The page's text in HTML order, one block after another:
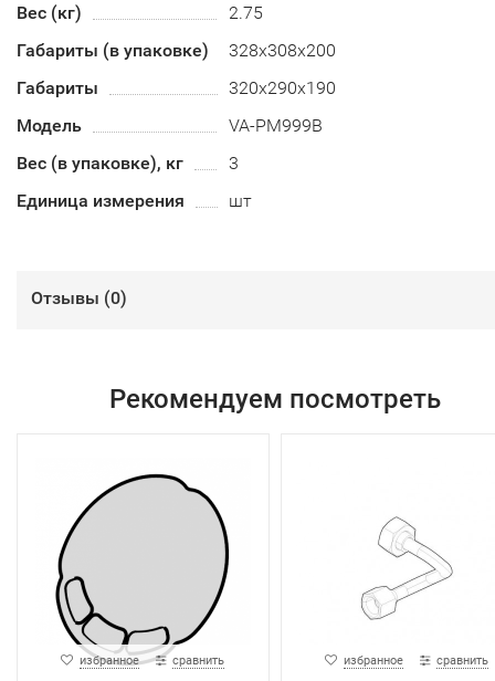
Вес (кг)
2.75
Габариты (в упаковке)
328х308х200
Габариты
320х290х190
Модель
VA-PM999B
Вес (в упаковке), кг
3
Единица измерения
шт
Отзывы (0)
Рекомендуем посмотреть
избранное сравнить избранное сравнить